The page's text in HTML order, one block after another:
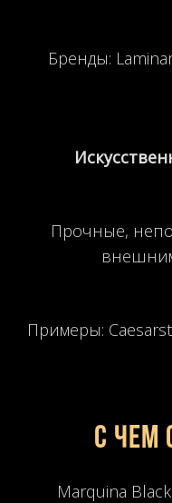
Бренды:
Прочные,
Примеры:
С ЧЕМ
Marquina